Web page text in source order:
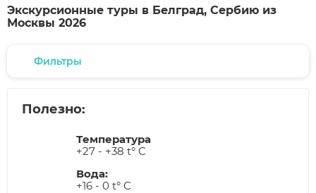
Экскурсионные туры в Белград, Сербию из
Москвы 2026
Фильтры
Полезно:
Температура
+27 - +38 t° C
Вода:
+16 - 0 t° C